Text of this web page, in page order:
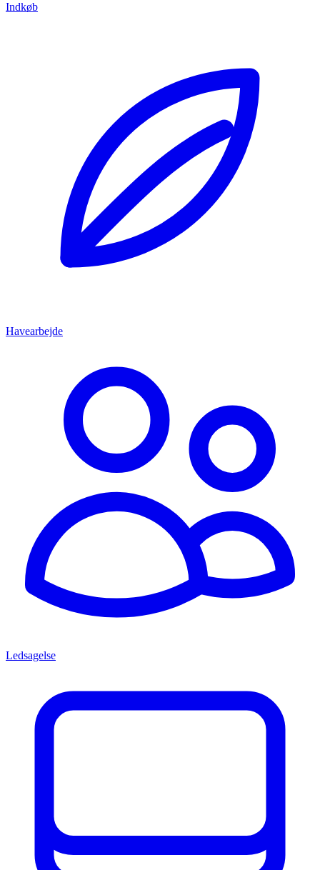
Indkøb
Havearbejde
Ledsagelse